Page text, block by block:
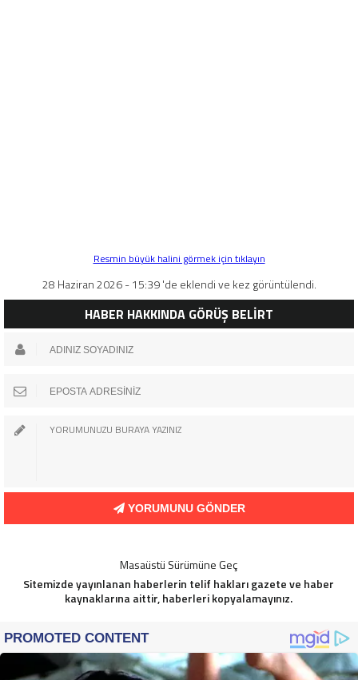
Resmin büyük halini görmek için tıklayın
28 Haziran 2026 - 15:39 'de eklendi ve kez görüntülendi.
HABER HAKKINDA GÖRÜŞ BELİRT
YORUMUNU GÖNDER
Masaüstü Sürümüne Geç
Sitemizde yayınlanan haberlerin telif hakları gazete ve haber
kaynaklarına aittir, haberleri kopyalamayınız.